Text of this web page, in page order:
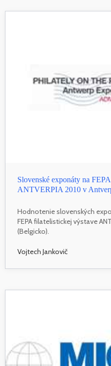
Slovenské exponáty na
ANTVERPIA 2010 v
Hodnotenie slovenských
FEPA filatelistickej výstave
(Belgicko).
Vojtech Jankovič